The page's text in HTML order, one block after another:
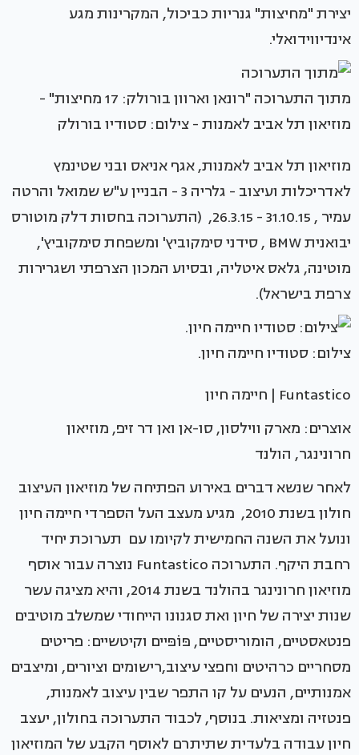
יצירת "מחיצות" גנריות כביכול, המקרינות מגע
אינדיווידואלי.
מתוך התערוכה "רונאן וארוון בורולק: 17 מחיצות" -
מוזיאון תל אביב לאמנות - צילום: סטודיו בורולק
מוזיאון תל אביב לאמנות, אגף אניאס ובני שטינמץ
לאדריכלות ועיצוב - גלריה 3 - הבניין ע"ש שמואל והרטה
עמיר , 31.10.15 - 26.3.15, (התערוכה בחסות דלק מוטורס
יבואנית BMW , סידני סימקוביץ' ומשפחת סימקוביץ',
מוטינה, גלאס איטליה, ובסיוע המכון הצרפתי ושגרירות
צרפת בישראל).
צילום: סטודיו חיימה חיון.
אוצרים: מארק ווילסון, סו-אן ואן דר זיפ, מוזיאון
חרונינגר, הולנד
לאחר שנשא דברים באירוע הפתיחה של מוזיאון העיצוב
חולון בשנת 2010, מגיע מעצב העל הספרדי חיימה חיון
ונועל את השנה החמישית לקיומו עם תערוכת יחיד
רחבת היקף. התערוכה Funtastico נוצרה עבור אוסף
מוזיאון חרונינגר בהולנד בשנת 2014, והיא מציגה עשר
שנות יצירה של חיון ואת סגנונו הייחודי שמשלב מוטיבים
פנטאסטיים, הומוריסטיים, פּוֹפּיים וקיטשיים: פריטים
מסחריים כרהיטים וחפצי עיצוב,רישומים וציורים, ומיצבים
אמנותיים, הנעים על קו התפר שבין עיצוב לאמנות,
פנטזיה ומציאות. בנוסף, לכבוד התערוכה בחולון, יעצב
חיון עבודה בלעדית שתיתרם לאוסף הקבע של המוזיאון